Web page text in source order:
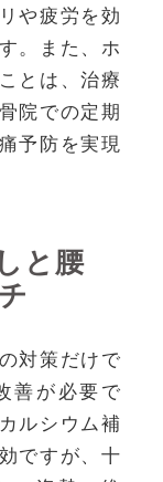
や疲労を効
。また、ホ
とは、治療
院での定期
予防を実現
と腰
対策だけで
善が必要で
ルシウム補
ですが、十